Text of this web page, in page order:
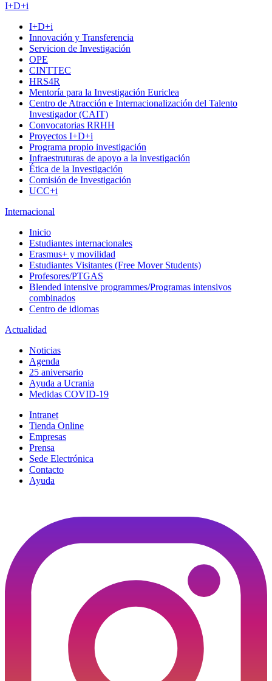
I+D+i
I+D+i
Innovación y Transferencia
Servicion de Investigación
OPE
CINTTEC
HRS4R
Mentoría para la Investigación Euriclea
Centro de Atracción e Internacionalización del Talento
Investigador (CAIT)
Convocatorias RRHH
Proyectos I+D+i
Programa propio investigación
Infraestruturas de apoyo a la investigación
Ética de la Investigación
Comisión de Investigación
UCC+i
Internacional
Inicio
Estudiantes internacionales
Erasmus+ y movilidad
Estudiantes Visitantes (Free Mover Students)
Profesores/PTGAS
Blended intensive programmes/Programas intensivos
combinados
Centro de idiomas
Actualidad
Noticias
Agenda
25 aniversario
Ayuda a Ucrania
Medidas COVID-19
Intranet
Tienda Online
Empresas
Prensa
Sede Electrónica
Contacto
Ayuda